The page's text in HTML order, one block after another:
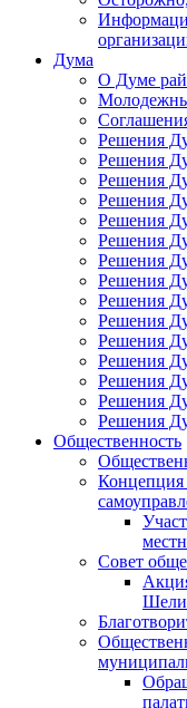
Дума
О Думе
Решения
Решения
Решения
Решения
Решения
Решения
Решения
Решения
Решения
Решения
Решения
Решения
Решения
Решения
Решения
Общественность
Концепция
Совет